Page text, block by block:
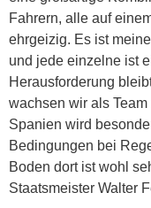
Fahrern, alle auf
ehrgeizig. Es ist
und jede einzelne ist
Herausforderung
wachsen wir als
Spanien wird
Bedingungen bei
Boden dort ist wohl
Staatsmeister Walter